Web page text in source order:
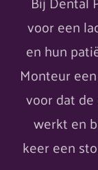
voor een
en hun
Monteur
voor dat
werkt en
keer een